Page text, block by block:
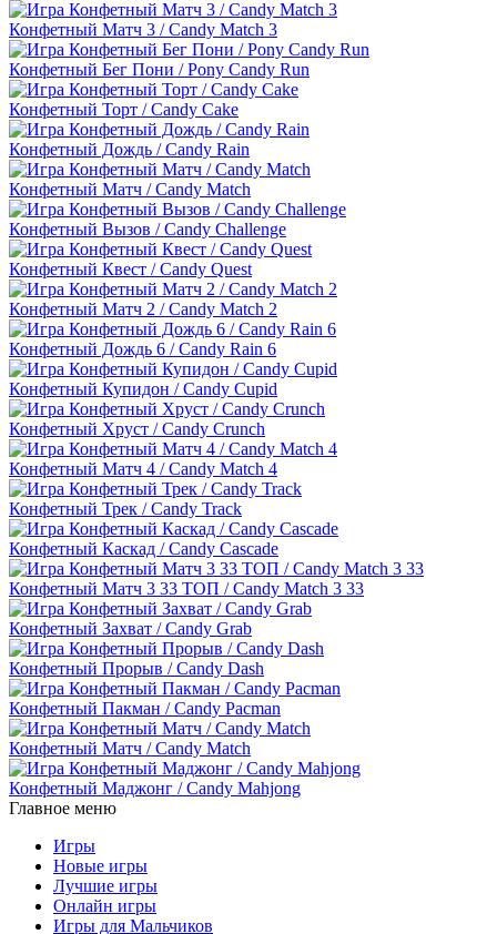
Конфетный Матч 3 / Candy Match 3
Конфетный Бег Пони / Pony Candy Run
Конфетный Торт / Candy Cake
Конфетный Дождь / Candy Rain
Конфетный Матч / Candy Match
Конфетный Вызов / Candy Challenge
Конфетный Квест / Candy Quest
Конфетный Матч 2 / Candy Match 2
Конфетный Дождь 6 / Candy Rain 6
Конфетный Купидон / Candy Cupid
Конфетный Хруст / Candy Crunch
Конфетный Матч 4 / Candy Match 4
Конфетный Трек / Candy Track
Конфетный Каскад / Candy Cascade
Конфетный Матч 3 33 ТОП / Candy Match 3 33
Конфетный Захват / Candy Grab
Конфетный Прорыв / Candy Dash
Конфетный Пакман / Candy Pacman
Конфетный Матч / Candy Match
Конфетный Маджонг / Candy Mahjong
Главное меню
Игры
Новые игры
Лучшие игры
Онлайн игры
Игры для Мальчиков